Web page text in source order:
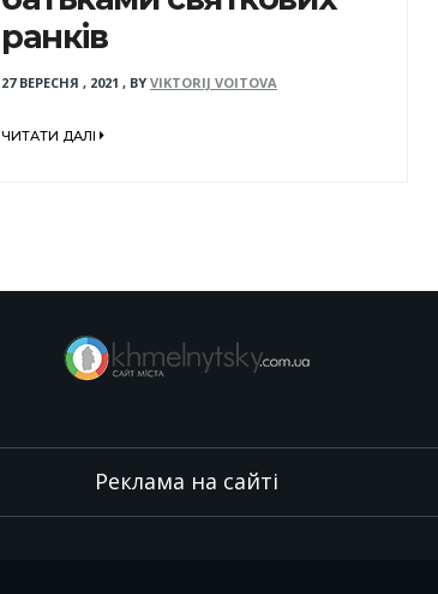
ранків
27 ВЕРЕСНЯ , 2021 , BY VIKTORIJ VOITOVA
ЧИТАТИ ДАЛІ
Реклама на сайті